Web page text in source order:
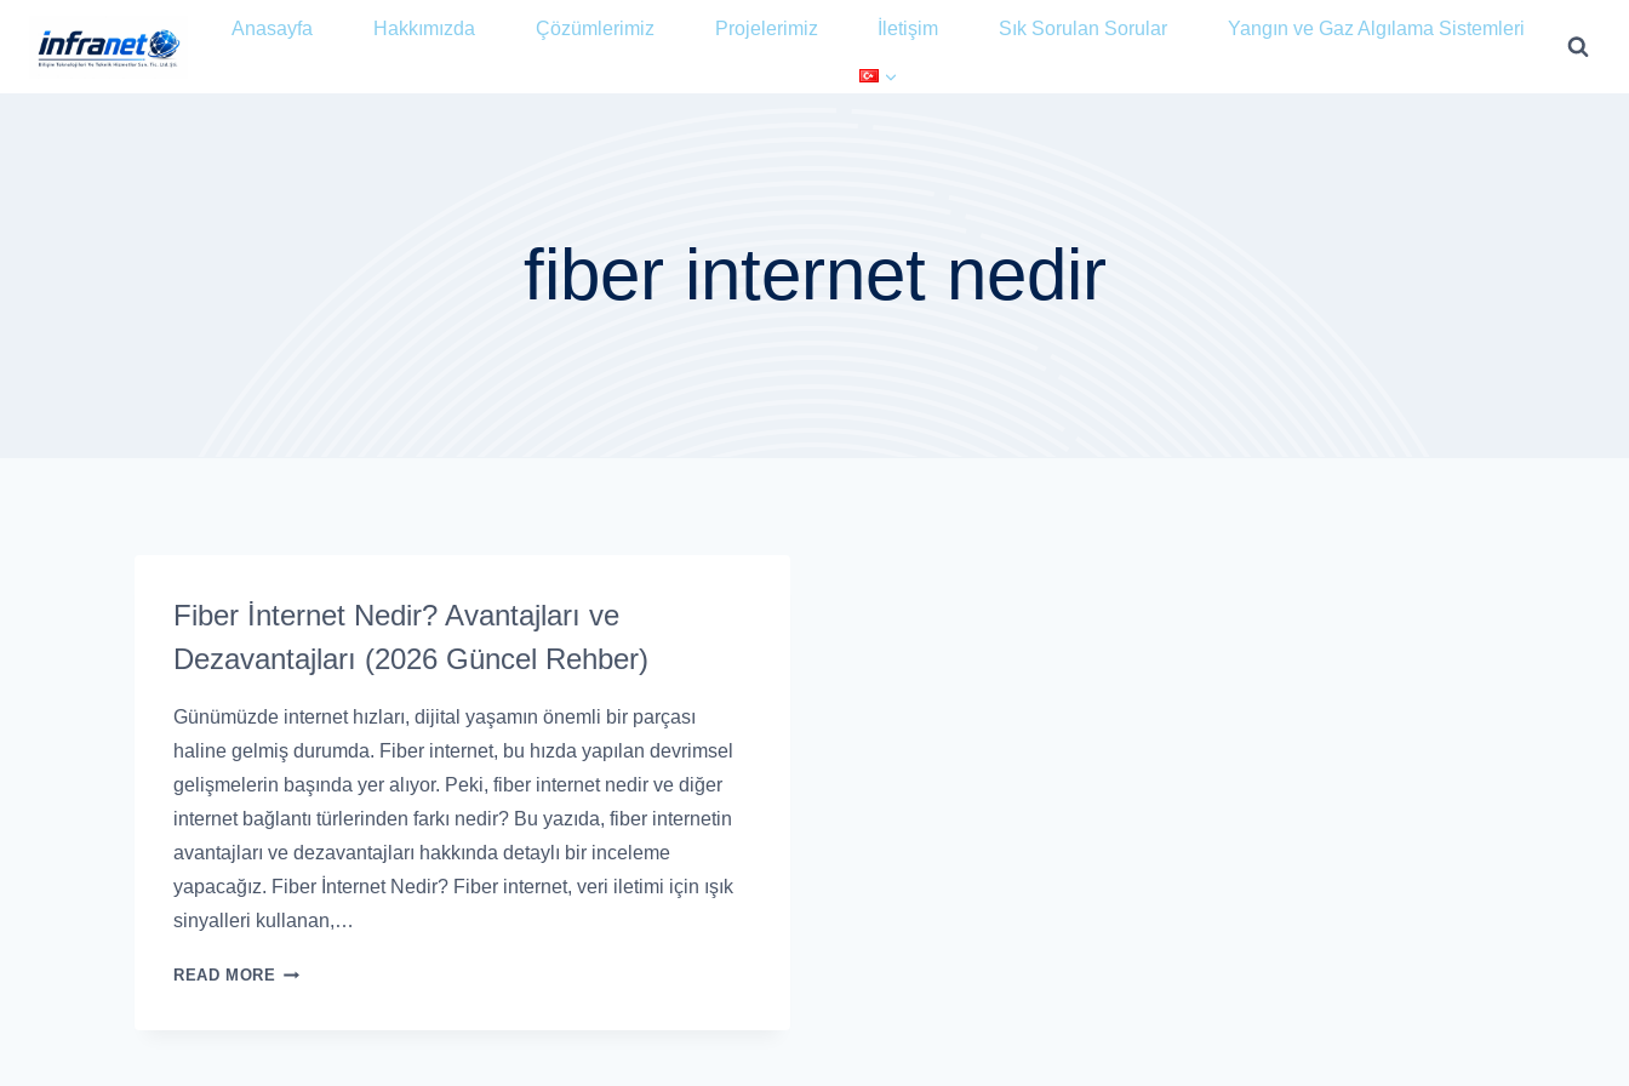
Anasayfa Hakkımızda Çözümlerimiz Projelerimiz İletişim Sık Sorulan Sorular Yangın ve Gaz Algılama Sistemleri
fiber internet nedir
Fiber İnternet Nedir? Avantajları ve
Dezavantajları (2026 Güncel Rehber)
Günümüzde internet hızları, dijital yaşamın önemli bir parçası
haline gelmiş durumda. Fiber internet, bu hızda yapılan devrimsel
gelişmelerin başında yer alıyor. Peki, fiber internet nedir ve diğer
internet bağlantı türlerinden farkı nedir? Bu yazıda, fiber internetin
avantajları ve dezavantajları hakkında detaylı bir inceleme
yapacağız. Fiber İnternet Nedir? Fiber internet, veri iletimi için ışık
sinyalleri kullanan,…
READ MORE